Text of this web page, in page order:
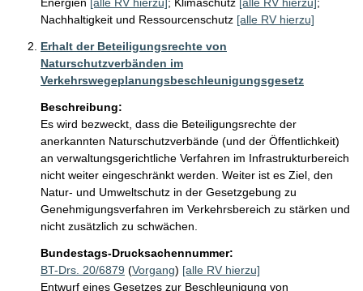
Nachhaltigkeit und Ressourcenschutz [alle RV hierzu]
Erhalt der Beteiligungsrechte von
Naturschutzverbänden im
Verkehrswegeplanungsbeschleunigungsgesetz
Beschreibung:
Es wird bezweckt, dass die Beteiligungsrechte der
anerkannten Naturschutzverbände (und der Öffentlichkeit)
an verwaltungsgerichtliche Verfahren im Infrastrukturbereich
nicht weiter eingeschränkt werden. Weiter ist es Ziel, den
Natur- und Umweltschutz in der Gesetzgebung zu
Genehmigungsverfahren im Verkehrsbereich zu stärken und
nicht zusätzlich zu schwächen.
Bundestags-Drucksachennummer:
BT-Drs. 20/6879 (Vorgang) [alle RV hierzu]
Entwurf eines Gesetzes zur Beschleunigung von